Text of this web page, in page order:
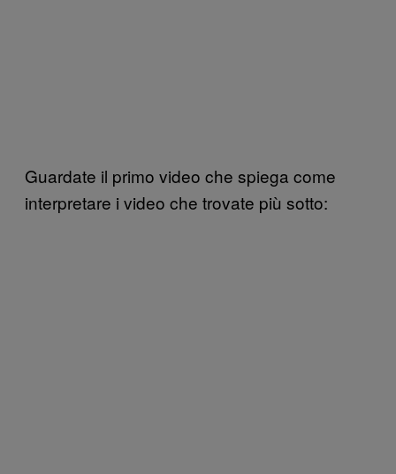
Guardate il primo video che spiega come
interpretare i video che trovate più sotto: